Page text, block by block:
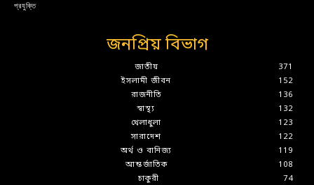
প্রযুক্তি
জনপ্রিয় বিভাগ
জাতীয়
371
ইসলামী জীবন
152
রাজনীতি
136
স্বাস্থ্য
132
খেলাধুলা
123
সারাদেশ
122
অর্থ ও বানিজ্য
119
আন্তর্জাতিক
108
চাকুরী
74